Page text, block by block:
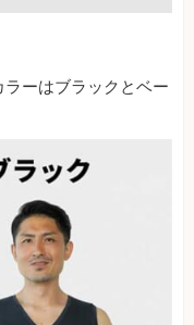
ーはブラックとベー